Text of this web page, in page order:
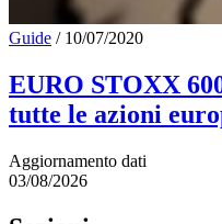
Guide / 10/07/2020
EURO STOXX
tutte le azioni
Aggiornamento dati
03/08/2026